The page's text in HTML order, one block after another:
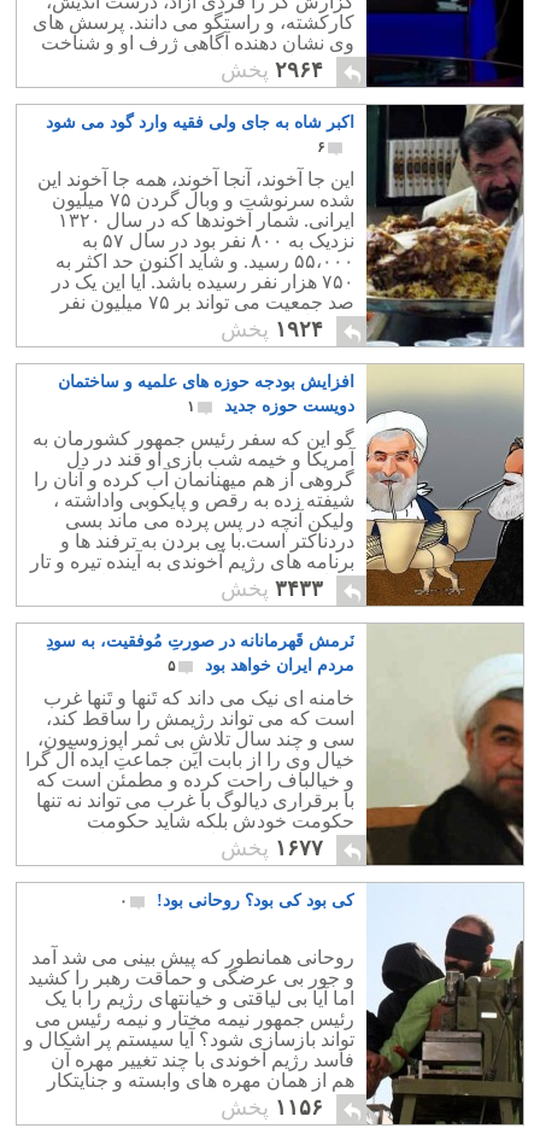
کارکشته، و راستگو می دانند. پرسش های
وی نشان دهنده آگاهی ژرف او و شناخت
درستی است که از طبیعت متظاهر و
خوش رنگ شاهزاده بود.
۲۹۶۴ پخش
اکبر شاه به جای ولی فقیه وارد گود می شود
۶
این جا آخوند، آنجا آخوند، همه جا آخوند این
شده سرنوشت و وبال گردن ۷۵ میلیون
ایرانی. شمار آخوندها که در سال ۱۳۲۰
نزدیک به ۸۰۰ نفر بود در سال ۵۷ به
۵۵،۰۰۰ رسید. و شاید اکنون حد اکثر به
۷۵۰ هزار نفر رسیده باشد. آیا این یک در
صد جمعیت می تواند بر ۷۵ میلیون نفر
حکمرانی کند، دستور دهد، و قانون وضع
کند؟.
۱۹۲۴ پخش
افزایش بودجه حوزه های علمیه و ساختمان
دویست حوزه جدید
۱
گو این که سفر رئیس جمهور کشورمان به
آمریکا و خیمه شب بازی او قند در دل
گروهی از هم میهنانمان آب کرده و آنان را
شیفته زده به رقص و پایکوبی واداشته ،
ولیکن آنچه در پس پرده می ماند بسی
دردناکتر است.با پی بردن به ترفند ها و
برنامه های رژیم آخوندی به آینده تیره و تار
و فاشیستی مذهبی بیشتر پی خواهیم برد.
۳۴۳۳ پخش
نَرمش قَهرمانانه در صورتِ مُوفقیت، به سودِ
مردم ایران خواهد بود
۵
خامنه ای نیک می داند که تَنها و تَنها غرب
است که می تواند رژیمش را ساقط کند،
سی و چند سال تلاشِ بی ثمر اپوزوسیون،
خیال وی را از بابت این جماعتِ ایده آل گرا
و خیالباف راحت کرده و مطمئن است که
با برقراری دیالوگ با غرب می تواند نه تنها
حکومت خودش بلکه شاید حکومت
فرزندش مجتبی را نیز تضمین نماید!
۱۶۷۷ پخش
کی بود کی بود؟ روحانی بود! ۰
روحانی همانطور که پیش بینی می شد آمد
و جور بی عرضگی و حماقت رهبر را کشید
اما آیا بی لیاقتی و خیانتهای رژیم را با یک
رئیس جمهور نیمه مختار و نیمه رئیس می
تواند بازسازی شود؟ آیا سیستم پر اشکال و
فاسد رژیم آخوندی با چند تغییر مهره آن
هم از همان مهره های وابسته و جنایتکار
خودش که سابقه مشخص در ترور و
سرکوب دارند ،می تواند رو به تغییر و
۱۱۵۶ پخش